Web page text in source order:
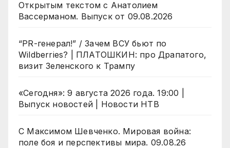
Открытым текстом с Анатолием
Вассерманом. Выпуск от 09.08.2026
“PR-генерал!” / Зачем ВСУ бьют по
Wildberries? | ПЛАТОШКИН: про Драпатого,
визит Зеленского к Трампу
«Сегодня»: 9 августа 2026 года. 19:00 |
Выпуск новостей | Новости НТВ
С Максимом Шевченко. Мировая война:
поле боя и перспективы мира. 09.08.26